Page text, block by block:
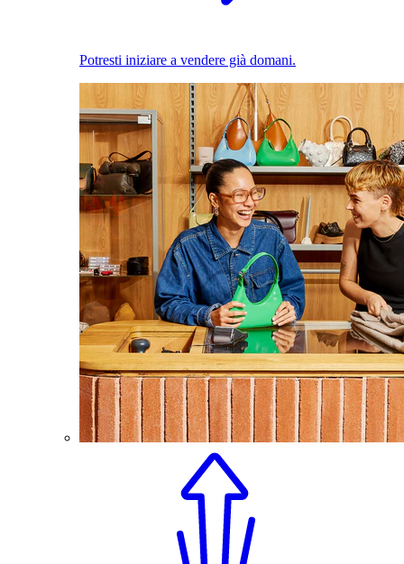
Potresti iniziare a vendere già domani.